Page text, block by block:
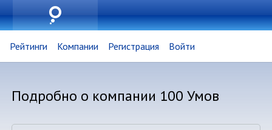
Рейтинги Компании Регистрация Войти
Подробно о компании 100 Умов